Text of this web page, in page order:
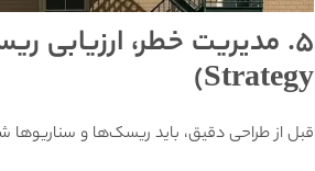
5. مدیریت خطر، ‌ارزیابی
Strategy)
قبل از طراحی دقیق، باید ریسک‌ها و سناریوها